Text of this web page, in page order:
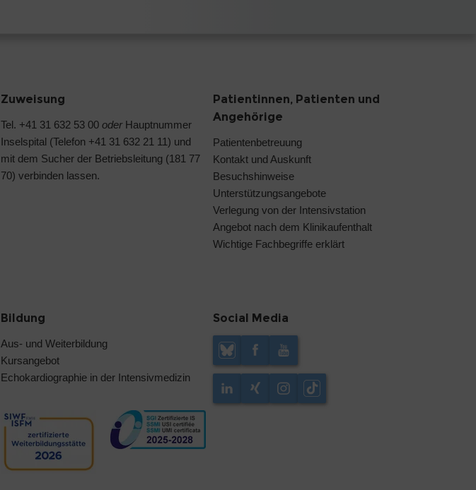
Zuweisung
Tel. +41 31 632 53 00 oder Hauptnummer
Inselspital (Telefon +41 31 632 21 11) und
mit dem Sucher der Betriebsleitung (181 77
70) verbinden lassen.
Patientinnen, Patienten und
Angehörige
Patientenbetreuung
Kontakt und Auskunft
Besuchshinweise
Unterstützungsangebote
Verlegung von der Intensivstation
Angebot nach dem Klinikaufenthalt
Wichtige Fachbegriffe erklärt
Bildung
Aus- und Weiterbildung
Kursangebot
Echokardiographie in der Intensivmedizin
Social Media